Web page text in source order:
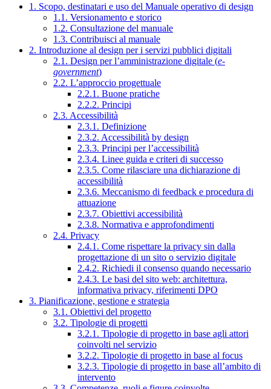
1. Scopo, destinatari e uso del Manuale operativo di design
1.1. Versionamento e storico
1.2. Consultazione del manuale
1.3. Contribuisci al manuale
2. Introduzione al design per i servizi pubblici digitali
2.1. Design per l’amministrazione digitale (e-
government)
2.2. L’approccio progettuale
2.2.1. Buone pratiche
2.2.2. Principi
2.3. Accessibilità
2.3.1. Definizione
2.3.2. Accessibilità by design
2.3.3. Principi per l’accessibilità
2.3.4. Linee guida e criteri di successo
2.3.5. Come rilasciare una dichiarazione di
accessibilità
2.3.6. Meccanismo di feedback e procedura di
attuazione
2.3.7. Obiettivi accessibilità
2.3.8. Normativa e approfondimenti
2.4. Privacy
2.4.1. Come rispettare la privacy sin dalla
progettazione di un sito o servizio digitale
2.4.2. Richiedi il consenso quando necessario
2.4.3. Le basi del sito web: architettura,
informativa privacy, riferimenti DPO
3. Pianificazione, gestione e strategia
3.1. Obiettivi del progetto
3.2. Tipologie di progetti
3.2.1. Tipologie di progetto in base agli attori
coinvolti nel servizio
3.2.2. Tipologie di progetto in base al focus
3.2.3. Tipologie di progetto in base all’ambito di
intervento